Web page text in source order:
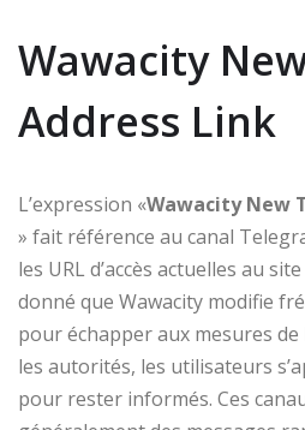
Wawacity
Address Link
L’expression «Wawacity New
» fait référence au canal
les URL d’accès actuelles au
donné que Wawacity modifie
pour échapper aux mesures
les autorités, les utilisateurs
pour rester informés. Ces